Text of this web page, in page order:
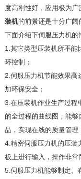
度高刚性好，应用极为广
装机的前景还是十分广阔
下面介绍下伺服压力机的
1.其它类型压装机所不能
环控制；
2.伺服压力机节能效果高
加环保安全；
3.在压装机作业生产过程
的全过程的曲线图，能
品，实现在线的质量管理
4.精密伺服压力机的压装
板上进行输入，操作非常
5.伺服压力机能够制定、